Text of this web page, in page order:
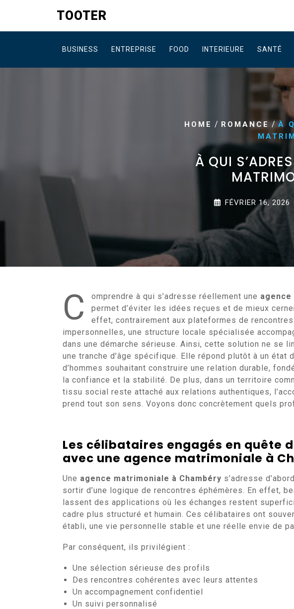
content
TOOTER
BUSINESS ENTREPRISE FOOD INTERIEURE SANTÉ
HOME / ROMANCE /À
À QUI
FÉVRIER 16, 2026
C omprendre à qui s’adresse réellement une agence
permet d’éviter les idées reçues et de mieux
effet, contrairement aux plateformes de
impersonnelles, une structure locale spécialisée
dans une démarche sérieuse. Ainsi, cette solution ne se
une tranche d’âge spécifique. Elle répond plutôt à un état
d’hommes souhaitant construire une relation durable,
la confiance et la stabilité. De plus, dans un territoire
tissu social reste attaché aux relations authentiques,
prend tout son sens. Voyons donc concrètement quels
Les célibataires engagés en quête
avec une agence matrimoniale à
Une agence matrimoniale à Chambéry s’adresse
sortir d’une logique de rencontres éphémères. En effet,
lassent des applications où les échanges restent
cadre plus structuré et humain. Ces célibataires ont
établi, une vie personnelle stable et une réelle envie de
Par conséquent, ils privilégient :
Une sélection sérieuse des profils
Des rencontres cohérentes avec leurs attentes
Un accompagnement confidentiel
Un suivi personnalisé